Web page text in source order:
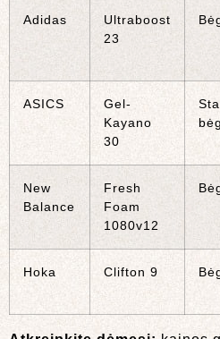
Adidas
Ultraboost
23
ASICS
Gel-
Kayano
30
New
Balance
Fresh
Foam
1080v12
Hoka Clifton 9